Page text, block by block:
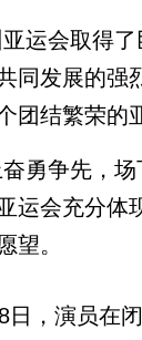
会取得了
同发展的强
团结繁荣的
争先，场
运会充分体
望。
演员在闭